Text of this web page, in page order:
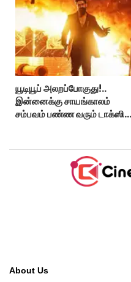
யூடியூப் அலறப்போகுது!..
இன்னைக்கு சாயங்காலம்
சம்பவம் பண்ண வரும் டாக்ஸிக்
About Us